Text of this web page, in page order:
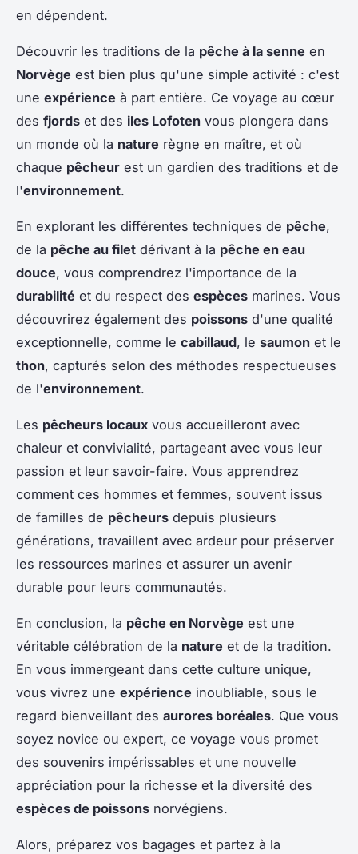
en dépendent.
Découvrir les traditions de la pêche à la senne en
Norvège est bien plus qu'une simple activité : c'est
une expérience à part entière. Ce voyage au cœur
des fjords et des iles Lofoten vous plongera dans
un monde où la nature règne en maître, et où
chaque pêcheur est un gardien des traditions et de
l'environnement.
En explorant les différentes techniques de pêche,
de la pêche au filet dérivant à la pêche en eau
douce, vous comprendrez l'importance de la
durabilité et du respect des espèces marines. Vous
découvrirez également des poissons d'une qualité
exceptionnelle, comme le cabillaud, le saumon et le
thon, capturés selon des méthodes respectueuses
de l'environnement.
Les pêcheurs locaux vous accueilleront avec
chaleur et convivialité, partageant avec vous leur
passion et leur savoir-faire. Vous apprendrez
comment ces hommes et femmes, souvent issus
de familles de pêcheurs depuis plusieurs
générations, travaillent avec ardeur pour préserver
les ressources marines et assurer un avenir
durable pour leurs communautés.
En conclusion, la pêche en Norvège est une
véritable célébration de la nature et de la tradition.
En vous immergeant dans cette culture unique,
vous vivrez une expérience inoubliable, sous le
regard bienveillant des aurores boréales. Que vous
soyez novice ou expert, ce voyage vous promet
des souvenirs impérissables et une nouvelle
appréciation pour la richesse et la diversité des
espèces de poissons norvégiens.
Alors, préparez vos bagages et partez à la